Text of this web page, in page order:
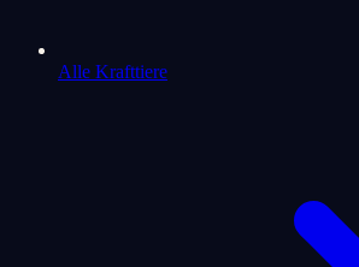
Alle Krafttiere